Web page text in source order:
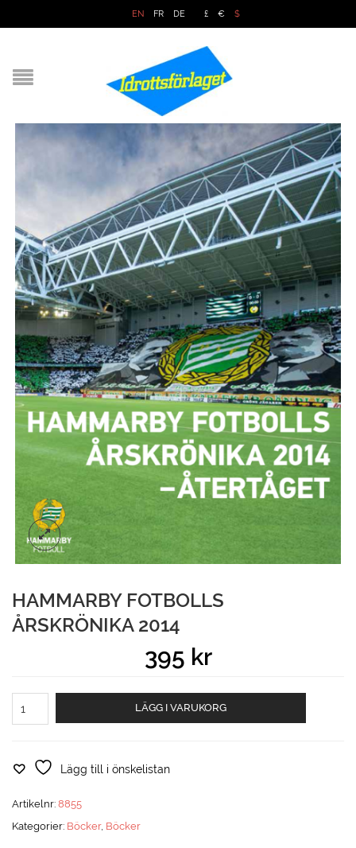
EN FR DE £ € $
HAMMARBY FOTBOLLS
ÅRSKRÖNIKA 2014
395 kr
Fotbolls
mängd
LÄGG I VARUKORG
Lägg till i önskelistan
Artikelnr: 8855
Kategorier: Böcker, Böcker